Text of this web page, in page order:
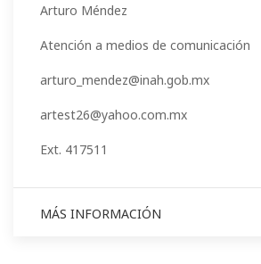
Arturo Méndez
Atención a medios de comunicación
arturo_mendez@inah.gob.mx
artest26@yahoo.com.mx
Ext. 417511
MÁS INFORMACIÓN